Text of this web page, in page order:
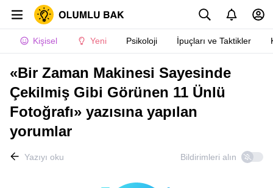
Kişisel Yeni Psikoloji İpuçları ve Taktikler
«Bir Zaman Makinesi Sayesinde
Çekilmiş Gibi Görünen 11 Ünlü
Fotoğrafı» yazısına yapılan
yorumlar
Yazıyı oku Bildirimleri alın